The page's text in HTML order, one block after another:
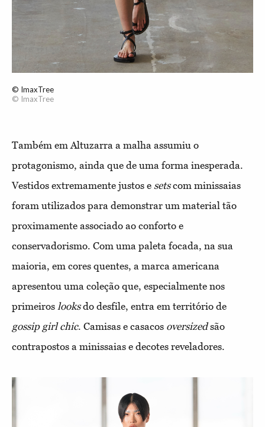
© ImaxTree
© ImaxTree
Também em Altuzarra a malha assumiu o
protagonismo, ainda que de uma forma inesperada.
Vestidos extremamente justos e setscom minissaias
foram utilizados para demonstrar um material tão
proximamente associado ao conforto e
conservadorismo. Com uma paleta focada, na sua
maioria, em cores quentes, a marca americana
apresentou uma coleção que, especialmente nos
primeiros looksdo desfile, entra em território de
gossip girl chic. Camisas e casacos oversizedsão
contrapostos a minissaias e decotes reveladores.